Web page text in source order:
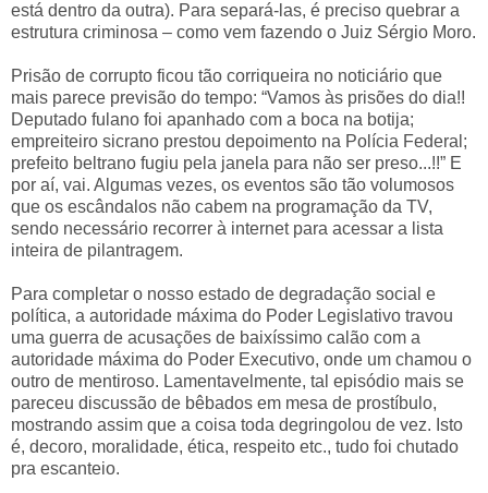
está dentro da outra). Para separá-las, é preciso quebrar a
estrutura criminosa – como vem fazendo o Juiz Sérgio Moro.
Prisão de corrupto ficou tão corriqueira no noticiário que
mais parece previsão do tempo: “Vamos às prisões do dia!!
Deputado fulano foi apanhado com a boca na botija;
empreiteiro sicrano prestou depoimento na Polícia Federal;
prefeito beltrano fugiu pela janela para não ser preso...!!” E
por aí, vai. Algumas vezes, os eventos são tão volumosos
que os escândalos não cabem na programação da TV,
sendo necessário recorrer à internet para acessar a lista
inteira de pilantragem.
Para completar o nosso estado de degradação social e
política, a autoridade máxima do Poder Legislativo travou
uma guerra de acusações de baixíssimo calão com a
autoridade máxima do Poder Executivo, onde um chamou o
outro de mentiroso. Lamentavelmente, tal episódio mais se
pareceu discussão de bêbados em mesa de prostíbulo,
mostrando assim que a coisa toda degringolou de vez. Isto
é, decoro, moralidade, ética, respeito etc., tudo foi chutado
pra escanteio.